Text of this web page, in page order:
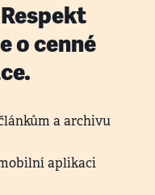
o cenné
a archivu
aplikaci